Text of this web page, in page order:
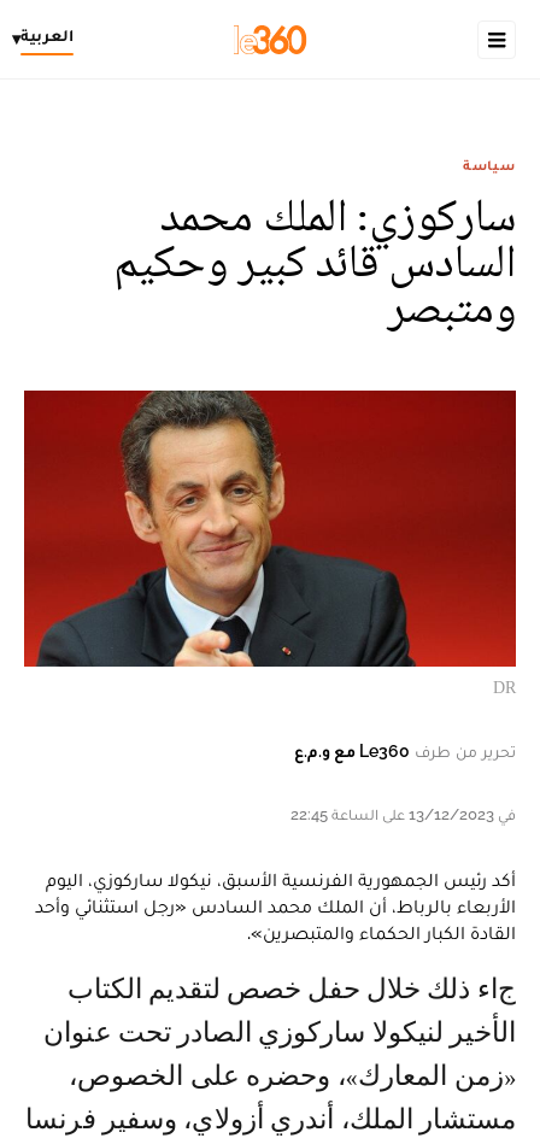
العربية▾
سياسة
ساركوزي: الملك محمد
السادس قائد كبير وحكيم
ومتبصر
DR
تحرير من طرف Le360 مع و.م.ع
في 13/12/2023 على الساعة 22:45
أكد رئيس الجمهورية الفرنسية الأسبق، نيكولا ساركوزي، اليوم
الأربعاء بالرباط، أن الملك محمد السادس «رجل استثنائي وأحد
القادة الكبار الحكماء والمتبصرين».
جاء ذلك خلال حفل خصص لتقديم الكتاب
الأخير لنيكولا ساركوزي الصادر تحت عنوان
«زمن المعارك»، وحضره على الخصوص،
مستشار الملك، أندري أزولاي، وسفير فرنسا